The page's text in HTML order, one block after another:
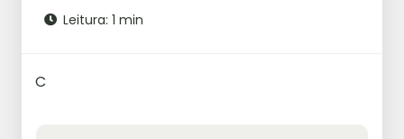
Leitura: 1 min
C